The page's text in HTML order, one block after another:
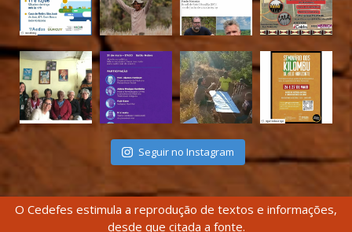
Seguir no Instagram
O Cedefes estimula a reprodução de textos e informações,
desde que citada a fonte.